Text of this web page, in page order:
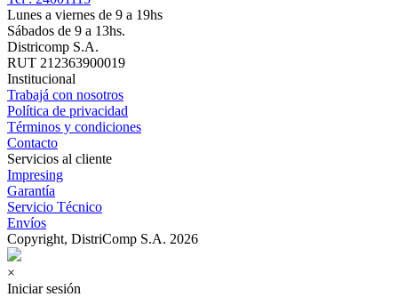
Lunes a viernes de 9 a 19hs
Sábados de 9 a 13hs.
Districomp S.A.
RUT 212363900019
Institucional
Trabajá con nosotros
Política de privacidad
Términos y condiciones
Contacto
Servicios al cliente
Impresing
Garantía
Servicio Técnico
Envíos
Copyright, DistriComp S.A. 2026
×
Iniciar sesión